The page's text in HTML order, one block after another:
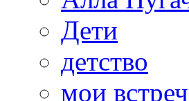
Дети
детство
мои